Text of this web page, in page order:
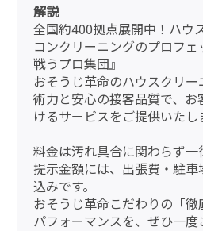
解説
全国約400拠点展開中！ハウ
コンクリーニングのプロフ
戦うプロ集団』
おそうじ革命のハウスクリ
術力と安心の接客品質で、
けるサービスをご提供いたし
料金は汚れ具合に関わらず一
提示金額には、出張費・駐
込みです。
おそうじ革命こだわりの「
パフォーマンスを、ぜひ一度